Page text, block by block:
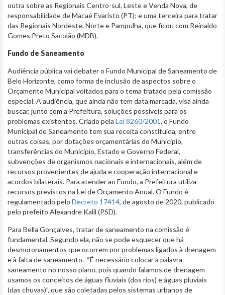
outra sobre as Regionais Centro-sul, Leste e Venda Nova, de
responsabilidade de Macaé Evaristo (PT); e uma terceira para tratar
das Regionais Nordeste, Norte e Pampulha, que ficou com Reinaldo
Gomes Preto Sacolão (MDB).
Fundo de Saneamento
Audiência pública vai debater o Fundo Municipal de Saneamento de
Belo Horizonte, como forma de inclusão de aspectos sobre o
Orçamento Municipal voltados para o tema tratado pela comissão
especial. A audiência, que ainda não tem data marcada, visa ainda
buscar, junto com a Prefeitura, soluções possíveis para os
problemas existentes. Criado pela Lei 8260/2001, o Fundo
Municipal de Saneamento tem sua receita constituída, entre
outras coisas, por dotações orçamentárias do Município,
transferências do Município, Estado e Governo Federal,
subvenções de organismos nacionais e internacionais, além de
recursos provenientes de ajuda e cooperação internacional e
acordos bilaterais. Para atender ao Fundo, a Prefeitura utiliza
recursos previstos na Lei de Orçamento Anual. O Fundo é
regulamentado pelo Decreto 17414, de agosto de 2020, publicado
pelo prefeito Alexandre Kalil (PSD).
Para Bella Gonçalves, tratar de saneamento na comissão é
fundamental. Segundo ela, não se pode esquecer que há
desmoronamentos que ocorrem por problemas ligados à drenagem
e à falta de saneamento. “É necessário colocar a palavra
saneamento no nosso plano, pois quando falamos de drenagem
usamos os conceitos de águas fluviais (dos rios) e águas pluviais
(das chuvas)”, que são coletadas pelos sistemas urbanos de